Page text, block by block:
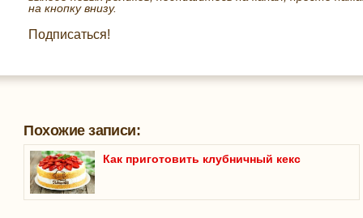
на кнопку внизу.
Подписаться!
Похожие записи:
Как приготовить клубничный кекс